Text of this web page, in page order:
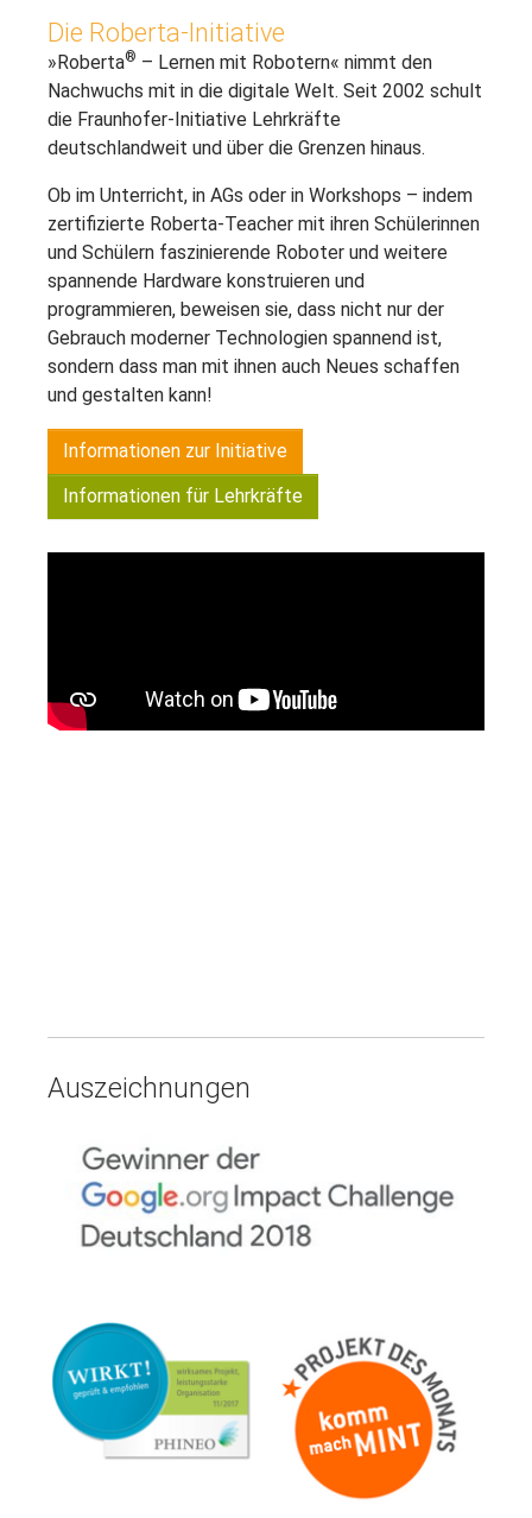
Aus der Initiative wird Roberta Education
–
und roberta‑home.de geht in
roberta.education
auf.
NEUgierig? Alle Details zum Umzug gibt's
NUR auf roberta.education. Abonniere
dort denNewsletter- dann landen alle
kommenden Schritte und News direkt im
Postfach.
→ Jetzt zu www.roberta.education
Die Roberta-Initiative
»Roberta® – Lernen mit Robotern« nimmt den
Nachwuchs mit in die digitale Welt. Seit 2002 schult
die Fraunhofer-Initiative Lehrkräfte
deutschlandweit und über die Grenzen hinaus.
Ob im Unterricht, in AGs oder in Workshops – indem
zertifizierte Roberta-Teacher mit ihren Schülerinnen
und Schülern faszinierende Roboter und weitere
spannende Hardware konstruieren und
programmieren, beweisen sie, dass nicht nur der
Gebrauch moderner Technologien spannend ist,
sondern dass man mit ihnen auch Neues schaffen
und gestalten kann!
Informationen zur Initiative
Informationen für Lehrkräfte
Auszeichnungen